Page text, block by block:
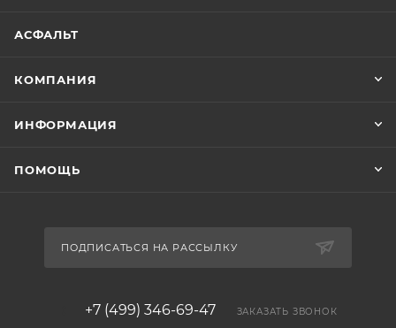
АСФАЛЬТ
КОМПАНИЯ
ИНФОРМАЦИЯ
ПОМОЩЬ
ПОДПИСАТЬСЯ НА РАССЫЛКУ
+7 (499) 346-69-47 ЗАКАЗАТЬ ЗВОНОК